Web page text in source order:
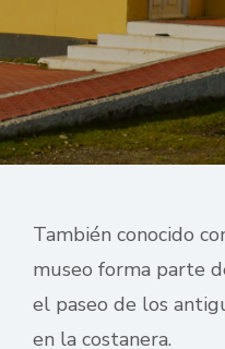
También conocido
museo forma parte
el paseo de los
en la costanera.